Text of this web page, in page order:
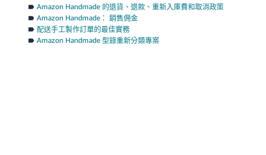
Amazon Handmade 的退貨、退款、重新入庫費和取消政策
Amazon Handmade： 銷售佣金
配送手工製作訂單的最佳實務
Amazon Handmade 型錄重新分類專案